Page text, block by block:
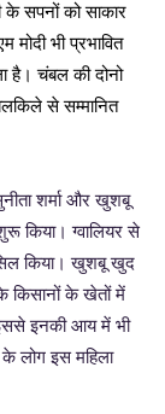
सपनों को साकार
भी प्रभावित
है। चंबल की दोनो
से सम्मानित
शर्मा और खुशबू
किया। ग्वालियर से
किया। खुशबू खुद
किसानों के खेतों में
इनकी आय में भी
के लोग इस महिला